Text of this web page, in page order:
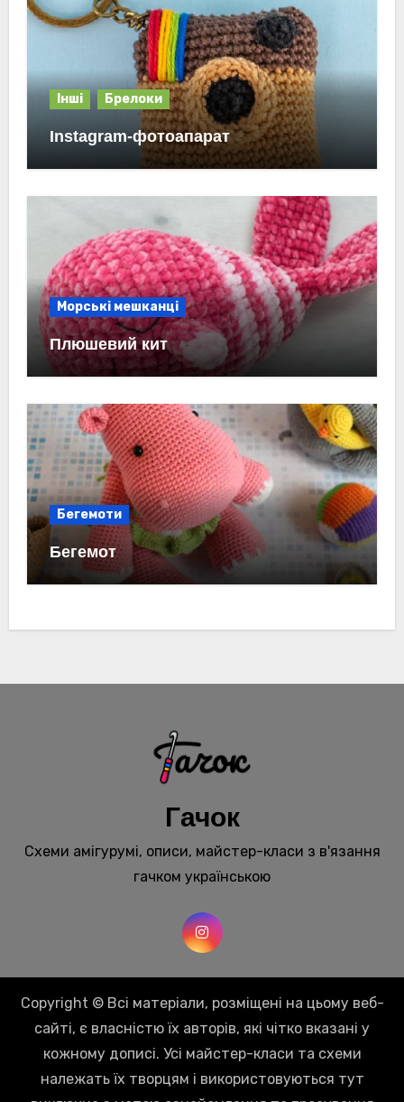
Інші Брелоки
Instagram-фотоапарат
Морські мешканці
Плюшевий кит
Бегемоти
Бегемот
Гачок
Схеми амігурумі, описи, майстер-класи з в'язання
гачком українською
Copyright © Всі матеріали, розміщені на цьому веб-
сайті, є власністю їх авторів, які чітко вказані у
кожному дописі. Усі майстер-класи та схеми
належать їх творцям і використовуються тут